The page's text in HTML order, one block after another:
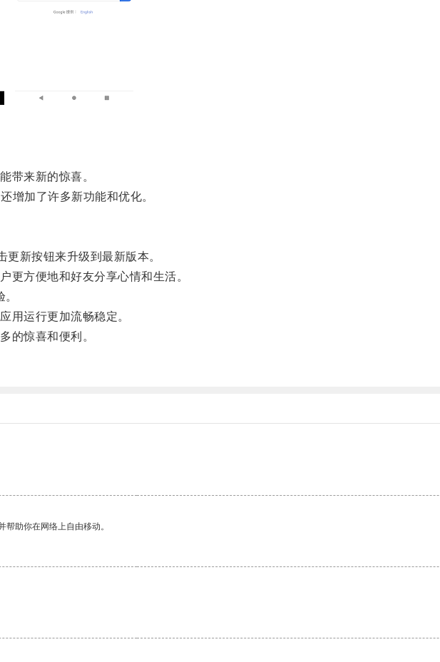
来新的惊喜。
加了许多新功能和优化。
新按钮来升级到最新版本。
方便地和好友分享心情和生活。
运行更加流畅稳定。
惊喜和便利。
助你在网络上自由移动。